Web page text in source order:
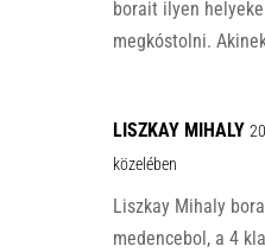
borait ilyen
megkóstolni.
LISZKAY MIHALY
közelében
Liszkay Mihaly
medencebol, a 4